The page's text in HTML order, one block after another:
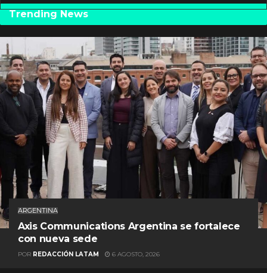
Trending News
ARGENTINA
Axis Communications Argentina se fortalece
con nueva sede
POR REDACCIÓN LATAM 6 AGOSTO, 2026